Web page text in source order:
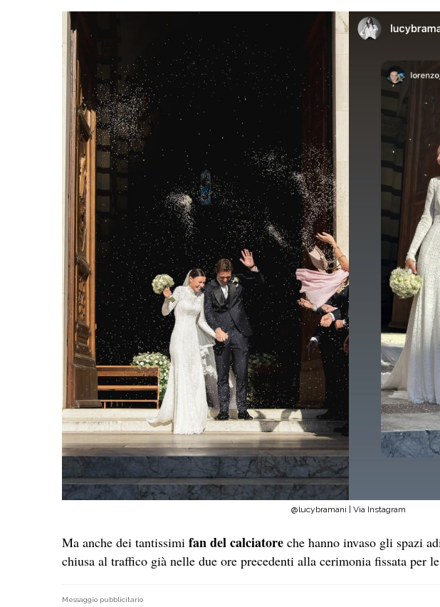
@lucybramani | Via Instagram
Ma anche dei tantissimi fan del calciatore che hanno invaso gli spazi
chiusa al traffico già nelle due ore precedenti alla cerimonia fissata per
Messaggio pubblicitario